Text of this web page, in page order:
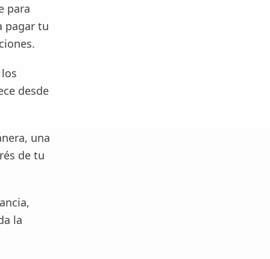
para
pagar tu
desde
una
de tu
la